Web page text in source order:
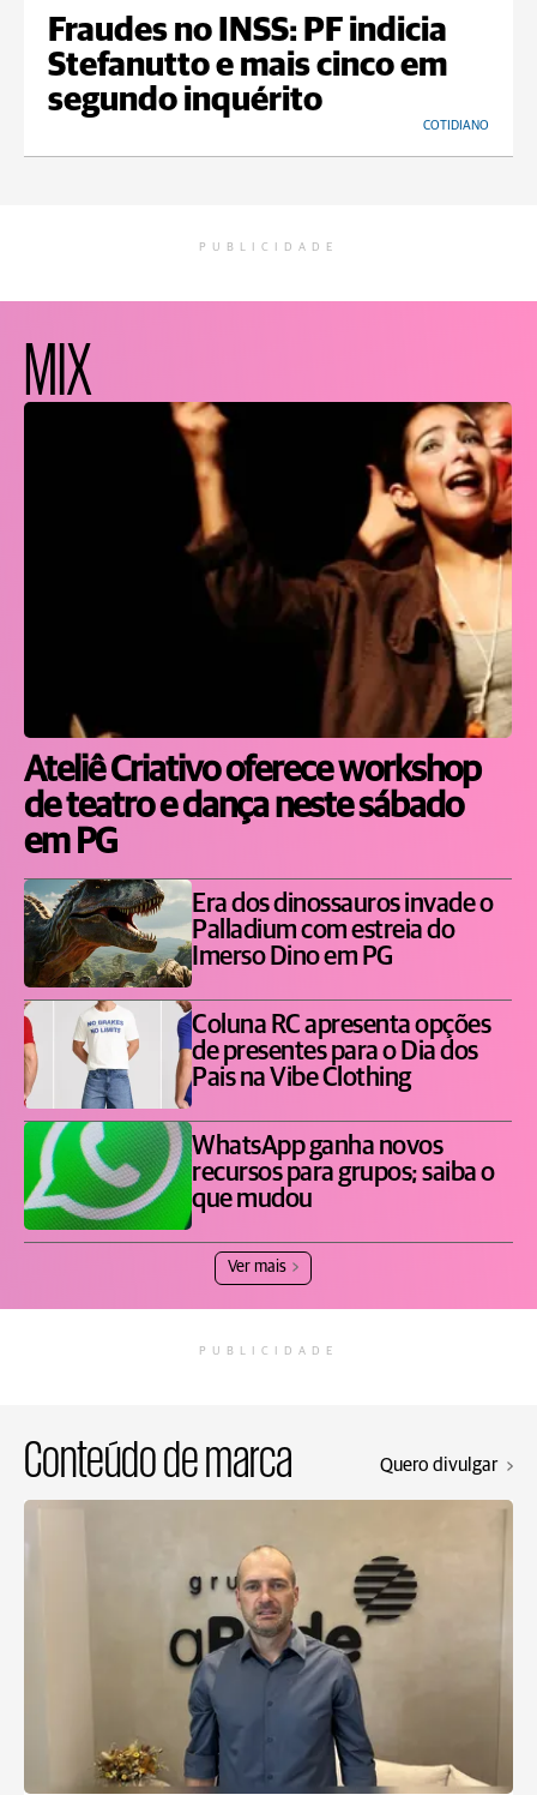
Fraudes no INSS: PF indicia
Stefanutto e mais cinco em
segundo inquérito
COTIDIANO
PUBLICIDADE
MIX
Ateliê Criativo oferece workshop
de teatro e dança neste sábado
em PG
Era dos dinossauros invade o
Palladium com estreia do
Imerso Dino em PG
Coluna RC apresenta opções
de presentes para o Dia dos
Pais na Vibe Clothing
WhatsApp ganha novos
recursos para grupos; saiba o
que mudou
Ver mais
PUBLICIDADE
Conteúdo de marca Quero divulgar